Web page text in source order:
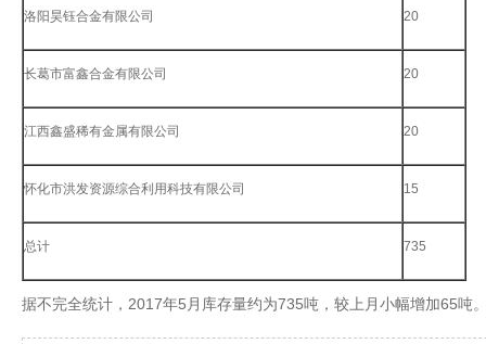
洛阳昊钰合金有限公司 20
长葛市富鑫合金有限公司 20
江西鑫盛稀有金属有限公司 20
怀化市洪发资源综合利用科技有限公司 15
总计 735
据不完全统计，2017年5月库存量约为735吨，较上月小幅增加65吨